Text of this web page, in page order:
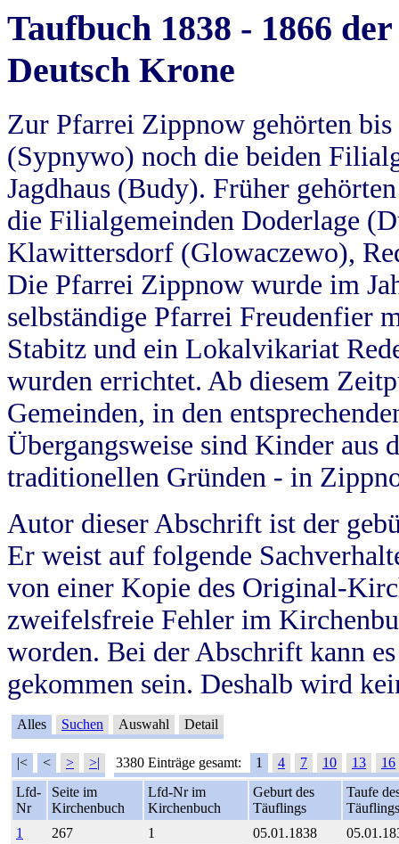
Taufbuch 1838 - 1866
Deutsch Krone
Zur Pfarrei Zippnow gehörten
(Sypnywo) noch die beiden
Jagdhaus (Budy). Früher
die Filialgemeinden Doderlage
Klawittersdorf (Glowaczewo),
Die Pfarrei Zippnow wurde im
selbständige Pfarrei Freudenfier
Stabitz und ein Lokalvikariat
wurden errichtet. Ab diesem
Gemeinden, in den
Übergangsweise sind Kinder aus
traditionellen Gründen - in
Autor dieser Abschrift ist der
Er weist auf folgende
von einer Kopie des Original-
zweifelsfreie Fehler im
worden. Bei der Abschrift kann
gekommen sein. Deshalb wird
Alles Suchen Auswahl Detail
|< < > >| 3380 Einträge gesamt: 1 4 7 10 13
16
Lfd-
Nr
Seite im
Kirchenbuch
Lfd-Nr im
Kirchenbuch
Geburt des
Täuflings
Taufe
Täuflings
1
267 1 05.01.1838